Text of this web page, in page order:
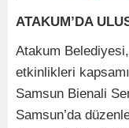
ATAKUM’DA
Atakum
etkinlikleri
Samsun Bienali
Samsun’da